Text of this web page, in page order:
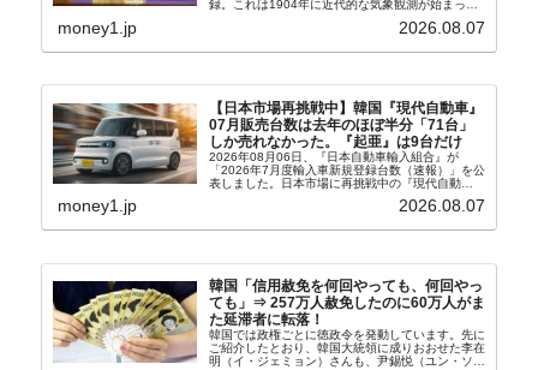
録。これは1904年に近代的な気象観測が始まって
ウル市全域への「猛暑重大警報」が発令され...
money1.jp 2026.08.07
【日本市場再挑戦中】韓国『現代自動車』
07月販売台数は去年のほぼ半分「71台」
しか売れなかった。『起亜』は9台だけ
2026年08月06日、『日本自動車輸入組合』が
「2026年7月度輸入車新規登録台数（速報）」を公
表しました。日本市場に再挑戦中の『現代自動
台数はこの中に捉えられているはずです。先月から
money1.jp 2026.08.07
韓国「信用赦免を何回やっても、何回やっ
ても」⇒ 257万人赦免したのに60万人がま
た延滞者に転落！
韓国では政権ごとに徳政令を発動しています。先に
ご紹介したとおり、韓国大統領に成りおおせた李在
明（イ・ジェミョン）さんも、尹錫悦（ユン・ソギ